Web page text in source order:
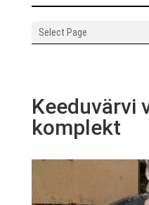
Select Page
Keeduvärvi
komplekt